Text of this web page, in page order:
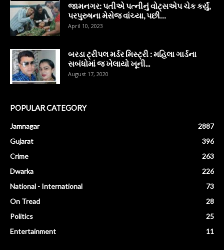
જામનગર: પતીએ પત્નીનું વોટ્સએપ ચેક કર્યું,
પરપુરુષના મેસેજ વાંચ્યા, પછી…
April 10, 2023
બરડા ટ્રીપલ મર્ડર મિસ્ટ્રી : મહિલા ગાર્ડના
સબંધોમાં જ ખેલાયો ખૂની...
August 17, 2020
POPULAR CATEGORY
Jamnagar
2887
Gujarat
396
Crime
263
Dwarka
226
National - International
73
On Tread
28
Politics
25
Entertainment
11